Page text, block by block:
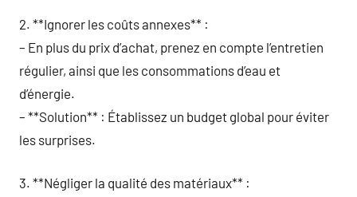
2. **Ignorer les coûts annexes** :
– En plus du prix d’achat, prenez en compte l’entretien
régulier, ainsi que les consommations d’eau et
d’énergie.
– **Solution** : Établissez un budget global pour éviter
les surprises.
3. **Négliger la qualité des matériaux** :